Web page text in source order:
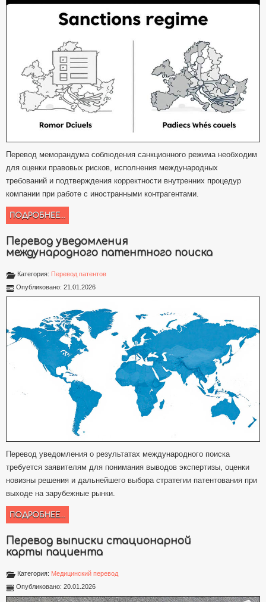
Перевод меморандума соблюдения санкционного режима необходим
для оценки правовых рисков, исполнения международных
требований и подтверждения корректности внутренних процедур
компании при работе с иностранными контрагентами.
ПОДРОБНЕЕ...
Перевод уведомления
международного патентного поиска
Категория: Перевод патентов
Опубликовано: 21.01.2026
Перевод уведомления о результатах международного поиска
требуется заявителям для понимания выводов экспертизы, оценки
новизны решения и дальнейшего выбора стратегии патентования при
выходе на зарубежные рынки.
ПОДРОБНЕЕ...
Перевод выписки стационарной
карты пациента
Категория: Медицинский перевод
Опубликовано: 20.01.2026